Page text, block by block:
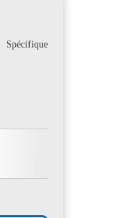
Spécifique